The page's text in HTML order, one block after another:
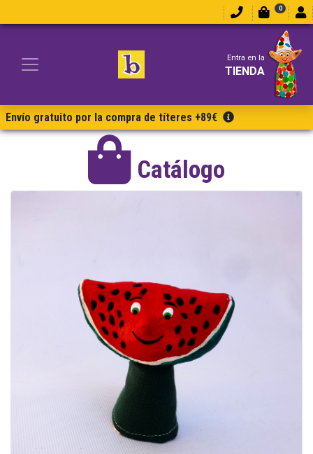
0
Entra en la
TIENDA
Envío gratuito por la compra de títeres +89€
Catálogo